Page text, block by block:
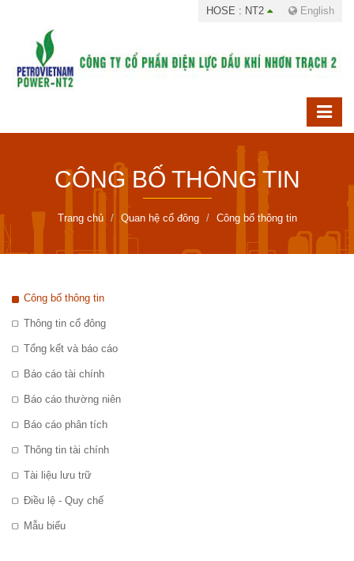
HOSE : NT2 English
CÔNG BỐ THÔNG TIN
Trang chủ Quan hệ cổ đông Công bố thông tin
Công bố thông tin
Thông tin cổ đông
Tổng kết và báo cáo
Báo cáo tài chính
Báo cáo thường niên
Báo cáo phân tích
Thông tin tài chính
Tài liệu lưu trữ
Điều lệ - Quy chế
Mẫu biểu